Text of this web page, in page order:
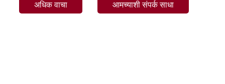
आमच्याशी संपर्क साधा
अधिक वाचा